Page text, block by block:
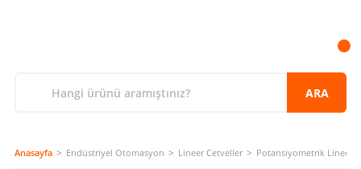
ARA
Anasayfa Endüstriyel Otomasyon Lineer Cetveller Potansiyometrik Lineer